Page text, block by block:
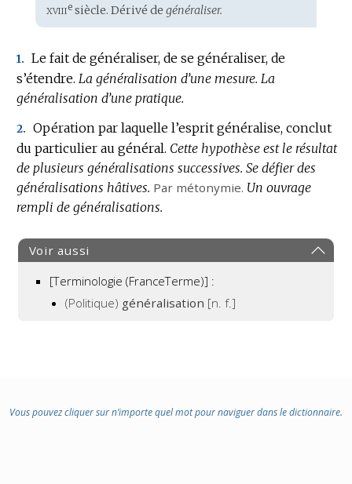
Étymologie
:
xviiiesiècle. Dérivé de généraliser.
1. Le fait de généraliser, de se généraliser, de
s’étendre. La généralisation d’une mesure. La
généralisation d’une pratique.
2. Opération par laquelle l’esprit généralise, conclut
du particulier au général. Cette hypothèse est le résultat
de plusieurs généralisations successives. Se défier des
généralisations hâtives. Par métonymie. Un ouvrage
rempli de généralisations.
Voir aussi
[Terminologie (FranceTerme)] :
(Politique) généralisation [n. f.]
Vous pouvez cliquer sur n’importe quel mot pour naviguer dans le dictionnaire.